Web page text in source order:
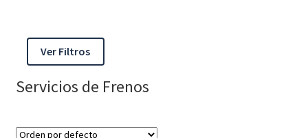
Ver Filtros
Servicios de Frenos